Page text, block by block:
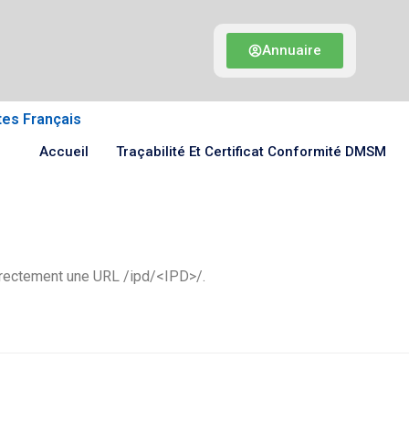
Annuaire
Français
Accueil Traçabilité Et Certificat Conformité DMSM
une URL /ipd/<IPD>/.